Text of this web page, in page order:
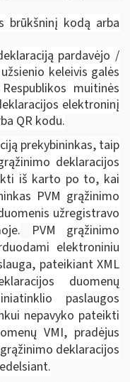
brūkšninį kodą arba
pardavėjo /
keleivis galės
muitinės
elektroninį
QR kodu.
prekybininkas, taip
deklaracijos
iš karto po to, kai
PVM grąžinimo
užregistravo
PVM grąžinimo
elektroniniu
pateikiant XML
duomenų
paslaugos
nepavyko pateikti
VMI, pradėjus
deklaracijos